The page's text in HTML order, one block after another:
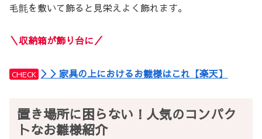
毛氈を敷いて飾ると見栄えよく飾れます。
＼収納箱が飾り台に／
CHECK ＞＞家具の上におけるお雛様はこれ【楽天】
置き場所に困らない！人気のコンパク
トなお雛様紹介